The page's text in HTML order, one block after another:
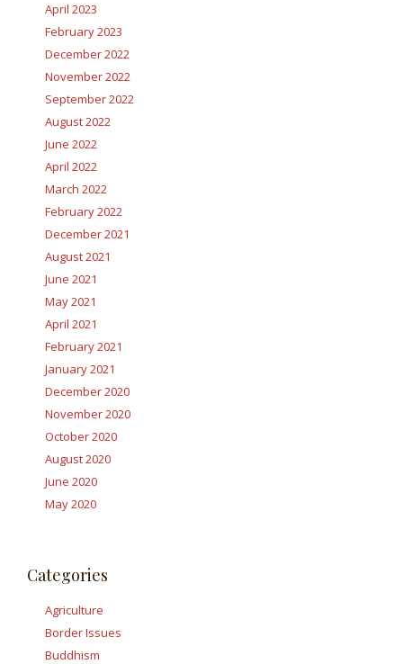
April 2023
February 2023
December 2022
November 2022
September 2022
August 2022
June 2022
April 2022
March 2022
February 2022
December 2021
August 2021
June 2021
May 2021
April 2021
February 2021
January 2021
December 2020
November 2020
October 2020
August 2020
June 2020
May 2020
Categories
Agriculture
Border Issues
Buddhism